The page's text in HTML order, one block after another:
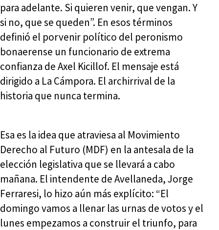
para adelante. Si quieren venir, que vengan. Y
si no, que se queden”. En esos términos
definió el porvenir político del peronismo
bonaerense un funcionario de extrema
confianza de Axel Kicillof. El mensaje está
dirigido a La Cámpora. El archirrival de la
historia que nunca termina.
Esa es la idea que atraviesa al Movimiento
Derecho al Futuro (MDF) en la antesala de la
elección legislativa que se llevará a cabo
mañana. El intendente de Avellaneda, Jorge
Ferraresi, lo hizo aún más explícito: “El
domingo vamos a llenar las urnas de votos y el
lunes empezamos a construir el triunfo, para